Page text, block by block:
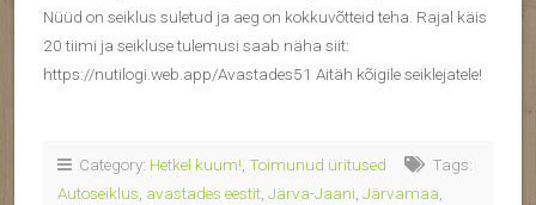
Nüüd on seiklus suletud ja aeg on kokkuvõtteid teha. Rajal käis
20 tiimi ja seikluse tulemusi saab näha siit:
https://nutilogi.web.app/Avastades51 Aitäh kõigile seiklejatele!
Category: Hetkel kuum!, Toimunud üritused
Tags:
Autoseiklus, avastades eestit, Järva-Jaani, Järvamaa,